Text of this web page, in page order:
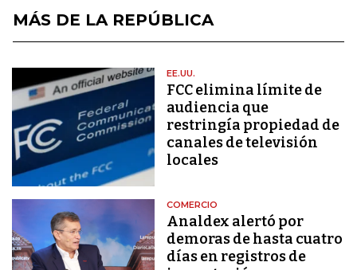
MÁS DE LA REPÚBLICA
EE.UU.
FCC elimina límite de
audiencia que
restringía propiedad de
canales de televisión
locales
COMERCIO
Analdex alertó por
demoras de hasta cuatro
días en registros de